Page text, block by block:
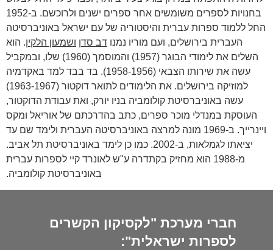
בחנויות לספרים משומשים אחר ספרים ישנים ולרוכשם. ב-1952
החל ללמוד ספרות עברית והיסטוריה של עם ישראל באוניברסיטה
העברית בירושלים, ועם מוריו נמנו דב סדן ושמעון הלקין. הוא
השלים את לימודי הבוגר (1957) והמוסמך (1960) שלו, ובמקביל
עשה את שירותו הצבאי (1958-1956). בד בבד למד באקדמיה
למוזיקה בירושלים. את הלימודים לתואר דוקטור (1963-1967)
עשה באוניברסיטת קולומביה בניו יורק, ואת עבודת הדוקטור,
העוסקת במנדלי מוכר ספרים, כתב בהדרכתם של אוריאל ומקס
ויינרייך. ב-1969 מונה למרצה באוניברסיטה העברית ולימד שם עד
יציאתו לגמלאות, ב-2002. כמו כן לימד באוניברסיטת תל אביב.
מ-1988 הוא מחזיק בקתדרה ע"ש לאונרד קיי לספרות עברית
באוניברסיטת קולומביה.
חברי מערכת "לקסיקון הקשרים
לספרות ישראלית":